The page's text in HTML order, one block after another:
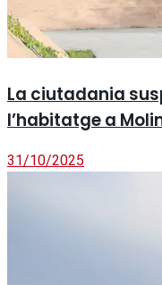
La ciutadania
l’habitatge a
31/10/2025